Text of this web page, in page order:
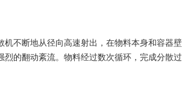
机不断地从径向高速射出，在物料本身和容器
烈的翻动紊流。物料经过数次循环，完成分散